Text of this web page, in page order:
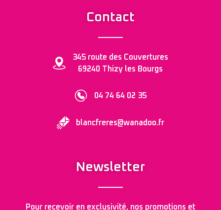
Contact
345 route des Couvertures
69240 Thizy les Bourgs
04 74 64 02 35
blancfreres@wanadoo.fr
Newsletter
Pour recevoir en exclusivité, nos promotions et